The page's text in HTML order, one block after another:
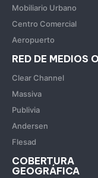
Mobiliario Urbano
Centro Comercial
Aeropuerto
RED DE MEDIOS
Clear Channel
Massiva
Publivia
Andersen
Flesad
COBERTURA
GEOGRÁFICA